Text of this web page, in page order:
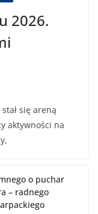
2026.
się areną
aktywności na
o puchar
– radnego